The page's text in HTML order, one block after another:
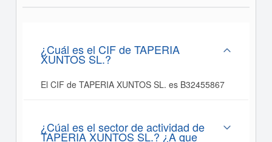
¿Cuál es el CIF de TAPERIA
XUNTOS SL.?
El CIF de TAPERIA XUNTOS SL. es B32455867
¿Cúal es el sector de actividad de
TAPERIA XUNTOS SL.? ¿A que